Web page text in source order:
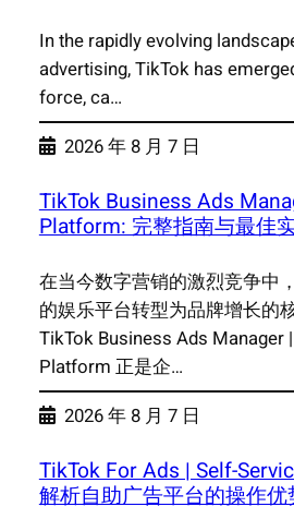
In the rapidly evolving
advertising, TikTok has
force, ca…
2026 年 8 月 7 日
TikTok Business Ads
Platform: 完整指南与最佳
在当今数字营销的激烈竞争中
的娱乐平台转型为品牌增长的
TikTok Business Ads Manager
Platform 正是企…
2026 年 8 月 7 日
TikTok For Ads | Self-
解析自助广告平台的操作